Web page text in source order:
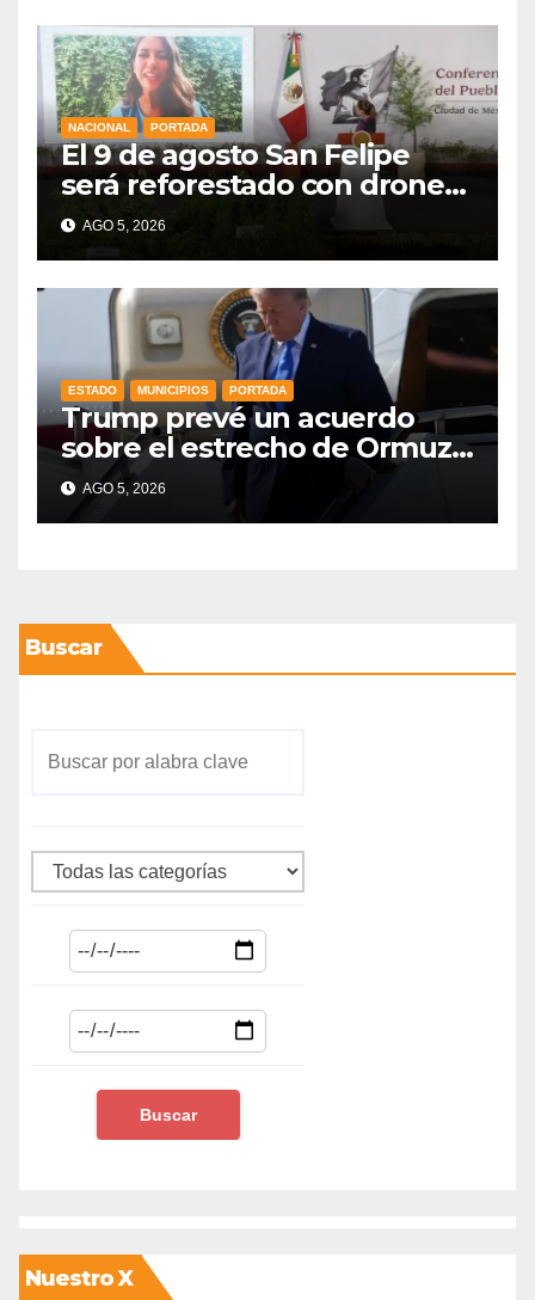
NACIONAL PORTADA
El 9 de agosto San Felipe
será reforestado con drones,
como parte de la Jornada
Nacional a la que se suma
AGO 5, 2026
ESTADO MUNICIPIOS PORTADA
Trump prevé un acuerdo
sobre el estrecho de Ormuz
esta misma semana
AGO 5, 2026
Buscar
Nuestro X